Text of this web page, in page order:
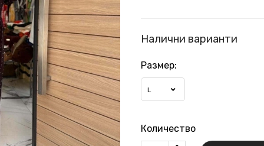
Налични варианти
Размер:
L
Количество